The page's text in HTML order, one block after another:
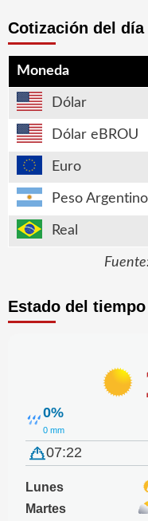
Cotización del día
Moneda
Dólar
Dólar eBROU
Euro
Peso Argentino
Real
Estado del tiempo
0%
0 mm
07:22
Lunes
Martes